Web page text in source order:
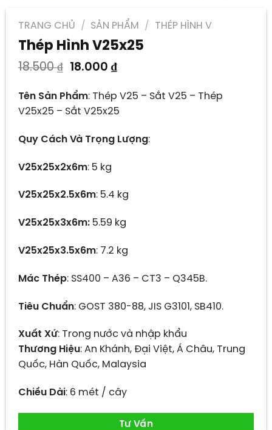
TRANG CHỦ / SẢN PHẨM / THÉP HÌNH V
Thép Hình V25x25
18.500₫
Giá
là:
18.500 ₫.
18.000 ₫Giá
tại
là:
18.000 ₫.
Tên Sản Phẩm: Thép V25 – Sắt V25 – Thép
V25x25 – Sắt V25x25
Quy Cách Và Trọng Lượng:
V25x25x2x6m: 5 kg
V25x25x2.5x6m: 5.4 kg
V25x25x3x6m: 5.59 kg
V25x25x3.5x6m: 7.2 kg
Mác Thép: SS400 – A36 – CT3 – Q345B.
Tiêu Chuẩn: GOST 380-88, JIS G3101, SB410.
Xuất Xứ: Trong nước và nhập khẩu
Thương Hiệu: An Khánh, Đại Việt, Á Châu, Trung
Quốc, Hàn Quốc, Malaysia
Chiều Dài: 6 mét / cây
Tư Vấn